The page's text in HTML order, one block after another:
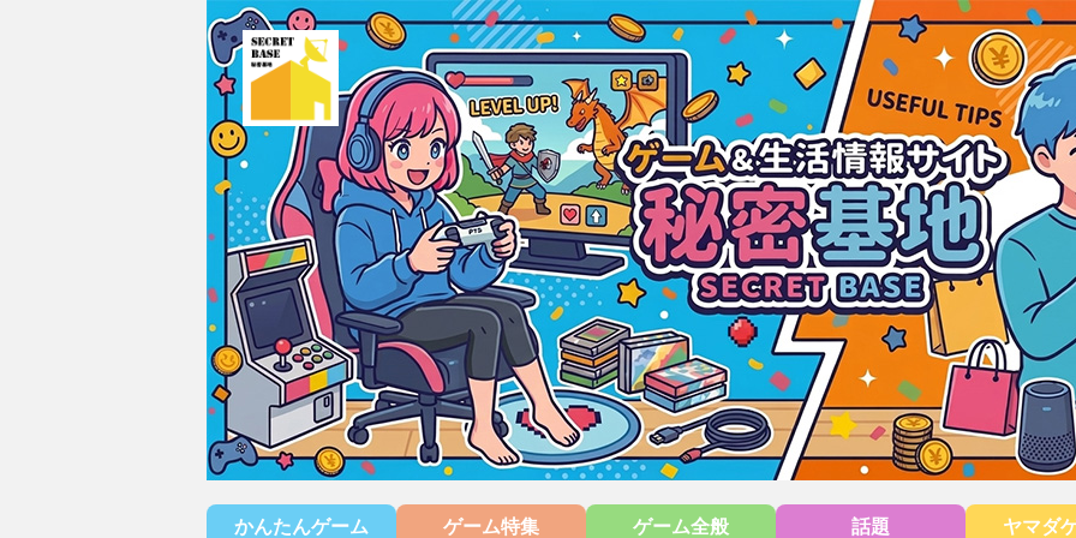
かんたんゲーム ゲーム特集 ゲーム全般 話題 ヤマダ